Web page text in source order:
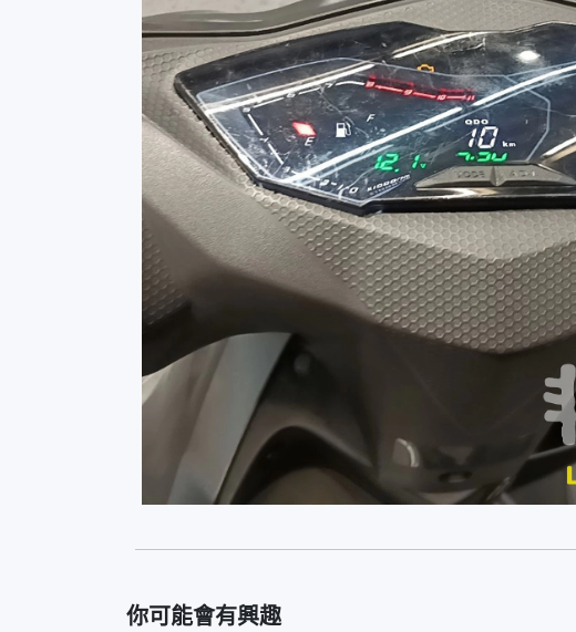
你可能會有興趣